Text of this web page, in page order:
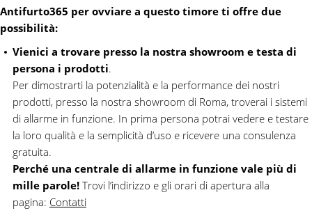
Supporto
Antifurto365 per ovviare a questo timore ti offre due
possibilità:
Vienici a trovare presso la nostra showroom e testa di
persona i prodotti.
Per dimostrarti la potenzialità e la performance dei nostri
prodotti, presso la nostra showroom di Roma, troverai i sistemi
di allarme in funzione. In prima persona potrai vedere e testare
la loro qualità e la semplicità d’uso e ricevere una consulenza
gratuita.
Perché una centrale di allarme in funzione vale più di
mille parole! Trovi l’indirizzo e gli orari di apertura alla
pagina: Contatti